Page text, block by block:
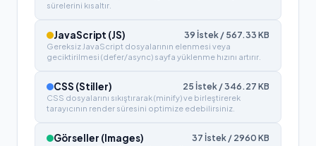
sürelerini kısaltır.
JavaScript (JS) 39 İstek / 567.33 KB
Gereksiz JavaScript dosyalarının elenmesi veya
geciktirilmesi (defer/async) sayfa yüklenme hızını artırır.
CSS (Stiller) 25 İstek /346.27 KB
CSS dosyalarını sıkıştırarak (minify) ve birleştirerek
tarayıcının render süresini optimize edebilirsiniz.
Görseller (Images) 37 İstek / 2960 KB